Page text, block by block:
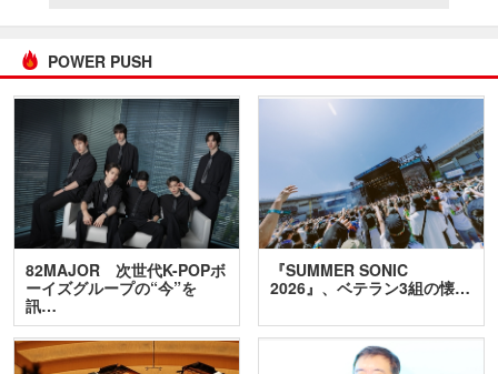
POWER PUSH
82MAJOR 次世代K-POPボ
ーイズグループの“今”を
訊…
『SUMMER SONIC
2026』、ベテラン3組の懐…